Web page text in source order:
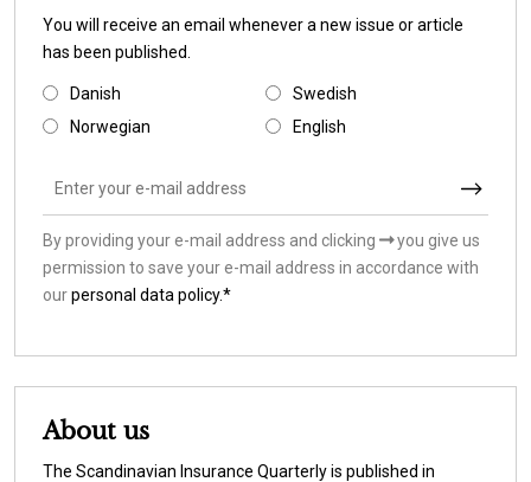
You will receive an email whenever a new issue or article
has been published.
Danish
Swedish
Norwegian
English
By providing your e-mail address and clicking
you give us
permission to save your e-mail address in accordance with
ourpersonal data policy.*
About us
The Scandinavian Insurance Quarterly is published in